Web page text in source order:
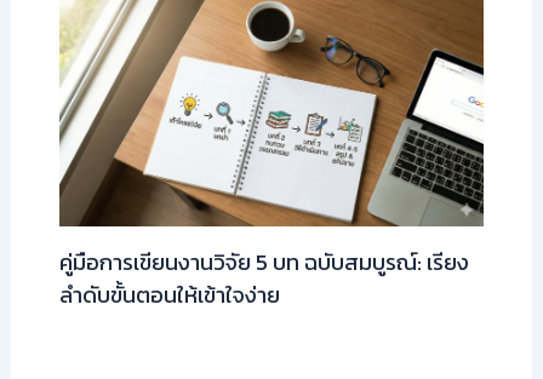
คู่มือการเขียนงานวิจัย 5 บท ฉบับสมบูรณ์: เรียง
ลำดับขั้นตอนให้เข้าใจง่าย